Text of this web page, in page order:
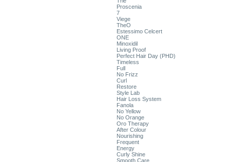
Proscenia
7
Viege
TheO
Estessimo Celcert
ONE
Minoxidil
Living Proof
Perfect Hair Day (PHD)
Timeless
Full
No Frizz
Curl
Restore
Style Lab
Hair Loss System
Fanola
No Yellow
No Orange
Oro Therapy
After Colour
Nourishing
Frequent
Energy
Curly Shine
Smooth Care